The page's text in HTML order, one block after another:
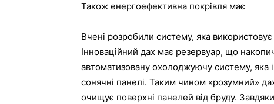
Також енергоефективна покрівля має
Вчені розробили систему, яка
Інноваційний дах має резервуар, що
автоматизовану охолоджуючу систему, яка
сонячні панелі. Таким чином «розумний»
очищує поверхні панелей від бруду.